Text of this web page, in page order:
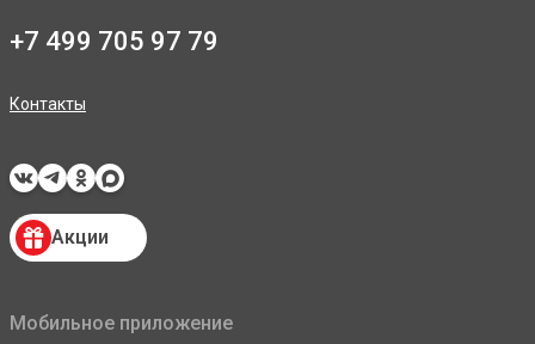
+7 499 705 97 79
Контакты
Акции
Мобильное приложение